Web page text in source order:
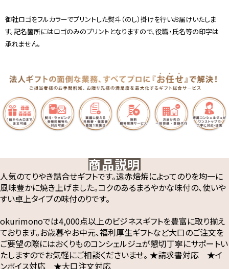
御社ロゴをフルカラーでプリントした熨斗（のし）掛けを行いお届けいたしま
す。記名箇所にはロゴのみのプリントとなりますので、役職・氏名等の印字は
承れません。
商品説明
人気のてりやき詰合せギフトです。遠赤焙焼によってのりを均一に
風味豊かに焼き上げました。コクのあるまろやかな味付の、使いや
すい卓上タイプの味付のりです。
okurimonoでは4,000点以上のビジネスギフトを豊富に取り揃え
ております。お歳暮やお中元、福利厚生ギフトなど大口のご注文を
ご要望の際にはおくりものコンシェルジュが懇切丁寧にサポートい
たしますのでお気軽にご相談くださいませ。 ★請求書対応 ★イ
ンボイス対応 ★大口注文対応